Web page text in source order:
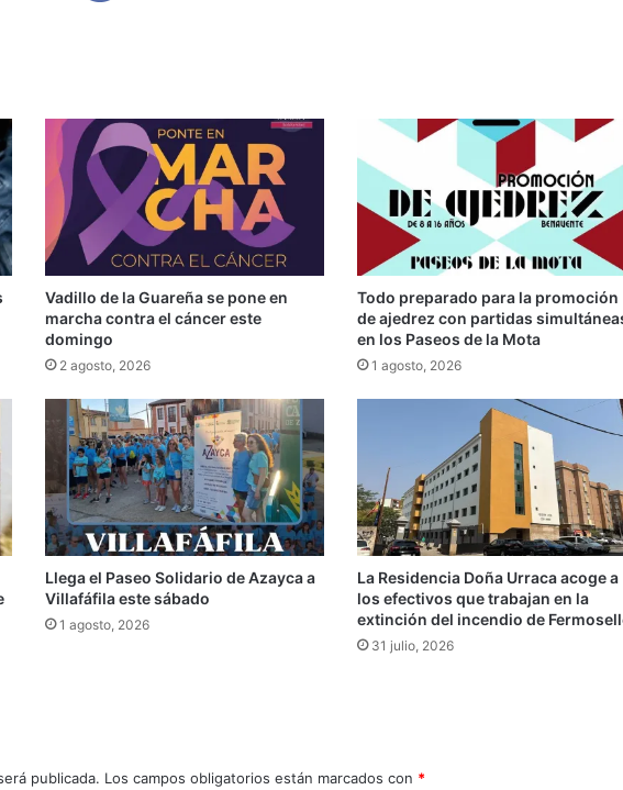
Vadillo de la Guareña se pone en
marcha contra el cáncer este
domingo
2 agosto, 2026
Todo preparado para la promoción
de ajedrez con partidas
en los Paseos de la Mota
1 agosto, 2026
Llega el Paseo Solidario de Azayca a
Villafáfila este sábado
1 agosto, 2026
La Residencia Doña Urraca acoge a
los efectivos que trabajan en la
extinción del incendio de
31 julio, 2026
publicada. Los campos obligatorios están marcados con *